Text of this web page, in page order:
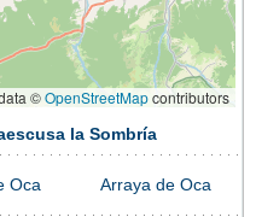
©OpenStreetMapcontributors
la Sombría
Oca Arraya de Oca